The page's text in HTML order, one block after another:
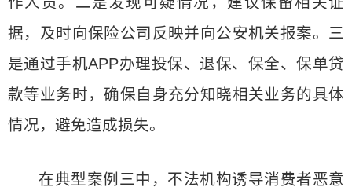
据，及时向保险公司反映并向公安机关报案。三
是通过手机APP办理投保、退保、保全、保单贷
款等业务时，确保自身充分知晓相关业务的具体
情况，避免造成损失。
在典型案例三中，不法机构诱导消费者恶意